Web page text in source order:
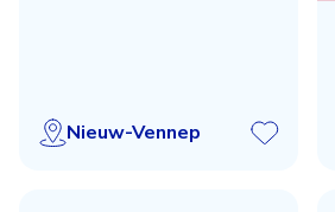
Nieuw-Vennep